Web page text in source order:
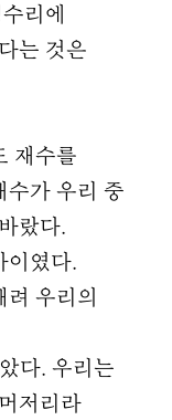
리에
는 것은
재수를
수가 우리 중
랐다.
이였다.
우리의
다. 우리는
저리라